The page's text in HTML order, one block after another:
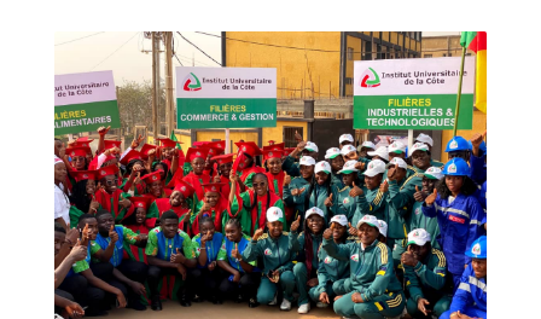
ART & CULTURE & TRADITION
ASSAINISSEMENT
BREAKING-NEWS
CAMEROUN